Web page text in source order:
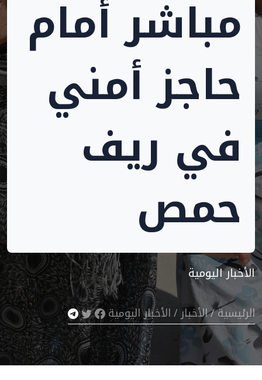
مباشر أمام
حاجز أمني
في ريف
حمص
الأخبار اليومية
الرئيسية/الأخبار/الأخبار اليومية